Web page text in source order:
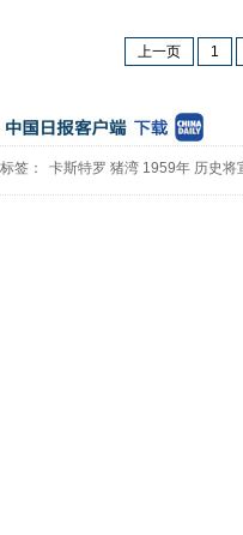
上一页 1
标签： 卡斯特罗 猪湾 1959年 历史将